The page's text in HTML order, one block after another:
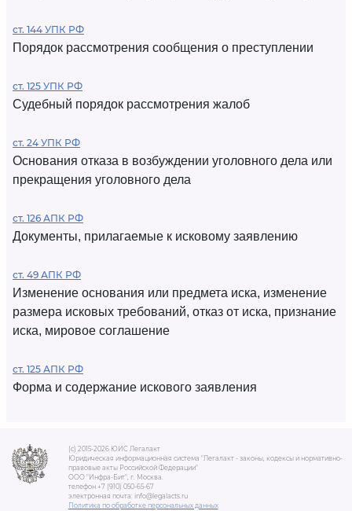
ст. 144 УПК РФ
Порядок рассмотрения сообщения о преступлении
ст. 125 УПК РФ
Судебный порядок рассмотрения жалоб
ст. 24 УПК РФ
Основания отказа в возбуждении уголовного дела или
прекращения уголовного дела
ст. 126 АПК РФ
Документы, прилагаемые к исковому заявлению
ст. 49 АПК РФ
Изменение основания или предмета иска, изменение
размера исковых требований, отказ от иска, признание
иска, мировое соглашение
ст. 125 АПК РФ
Форма и содержание искового заявления
(c) 2015-2026 ЮИС Легалакт
Юридическая информационная система "Легалакт - законы, кодексы и нормативно-
правовые акты Российской Федерации"
ООО "Инфра-Бит", г. Москва.
телефон +7 (910) 050-65-67
электронная почта: info@legalacts.ru
Политика по обработке персональных данных